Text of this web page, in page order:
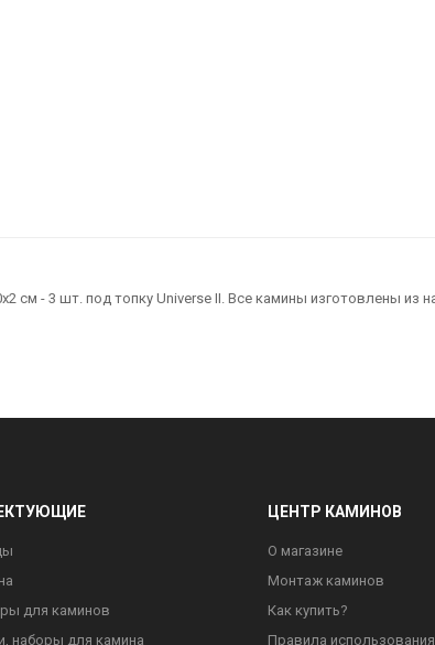
- 3 шт. под топку Universe II. Все камины изготовлены из
для каминов
наборы для камина
ЦЕНТР КАМИНОВ
О магазине
Монтаж каминов
Как купить?
Правила